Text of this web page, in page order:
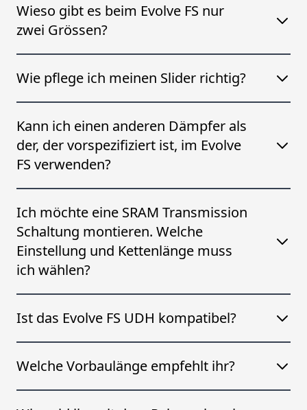
Wieso gibt es beim Evolve FS nur
zwei Grössen?
Wie pflege ich meinen Slider richtig?
Kann ich einen anderen Dämpfer als
der, der vorspezifiziert ist, im Evolve
FS verwenden?
Ich möchte eine SRAM Transmission
Schaltung montieren. Welche
Einstellung und Kettenlänge muss
ich wählen?
Ist das Evolve FS UDH kompatibel?
Welche Vorbaulänge empfehlt ihr?